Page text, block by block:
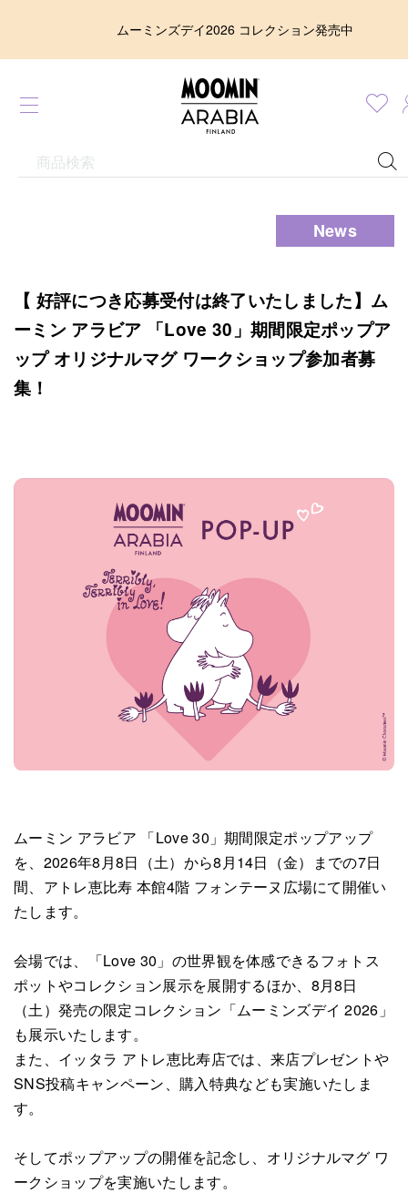
ムーミンズデイ2026 コレクション発売中
News
【 好評につき応募受付は終了いたしました】ム
ーミン アラビア 「Love 30」期間限定ポップア
ップ オリジナルマグ ワークショップ参加者募
集！
ムーミン アラビア 「Love 30」期間限定ポップアップ
を、2026年8月8日（土）から8月14日（金）までの7日
間、アトレ恵比寿 本館4階 フォンテーヌ広場にて開催い
たします。
会場では、「Love 30」の世界観を体感できるフォトス
ポットやコレクション展示を展開するほか、8月8日
（土）発売の限定コレクション「ムーミンズデイ 2026」
も展示いたします。
また、イッタラ アトレ恵比寿店では、来店プレゼントや
SNS投稿キャンペーン、購入特典なども実施いたしま
す。
そしてポップアップの開催を記念し、オリジナルマグ ワ
ークショップを実施いたします。